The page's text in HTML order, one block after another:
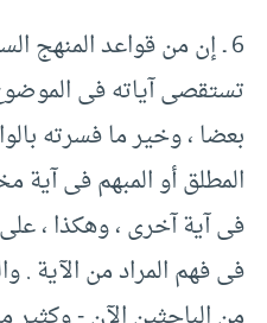
‏6 ـ إن من قواعد المنهج
تستقصى آياته فى
بعضا ، وخير ما فسرته
المطلق أو المبهم فى آية
فى آية آخرى ، وهكذا ،
فى فهم المراد من الآية .‏